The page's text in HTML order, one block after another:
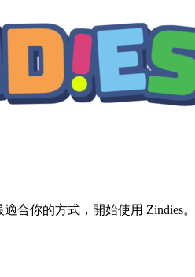
合你的方式，開始使用 Zindies。